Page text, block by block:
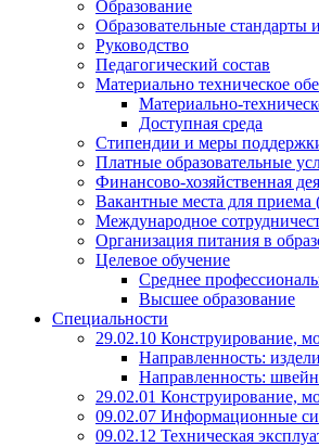
Образование
Образовательные стандарты
Руководство
Педагогический состав
Материально техническое
Материально-
Доступная среда
Стипендии и меры
Платные образовательные
Финансово-хозяйственная
Вакантные места для
Международное
Организация питания в
Целевое обучение
Среднее
Высшее образование
Специальности
29.02.10 Конструирование,
Направленность:
Направленность:
29.02.01 Конструирование,
09.02.07 Информационные
09.02.12 Техническая